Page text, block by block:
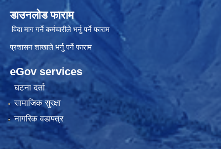
डाउनलोड फाराम
विदा माग गर्ने कर्मचारीले भर्नु पर्ने फाराम
प्रशासन शाखाले भर्नु पर्ने फाराम
eGov services
घटना दर्ता
सामाजिक सुरक्षा
नागरिक वडापत्र